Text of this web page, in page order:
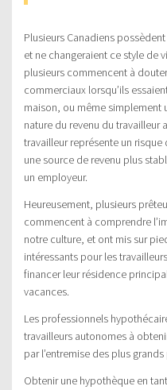
Plusieurs Canadiens
et ne changeraient ce style de
plusieurs commencent à
commerciaux lorsqu’ils
maison, ou même simplement
nature du revenu du
travailleur représente un
une source de revenu plus
un employeur.
Heureusement, plusieurs
commencent à comprendre
notre culture, et ont mis sur
intéressants pour les
financer leur résidence
vacances.
Les professionnels
travailleurs autonomes à
par l’entremise des plus
Obtenir une hypothèque en